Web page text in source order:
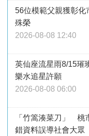
56位模範父親獲彰
殊榮
2026-08-08 12:40
英仙座流星雨8/15
樂水追星許願
2026-08-08 06:00
「竹篙湊菜刀」 桃
錯資料誤導社會大眾